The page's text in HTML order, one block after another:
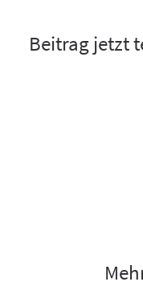
Beitrag jetzt